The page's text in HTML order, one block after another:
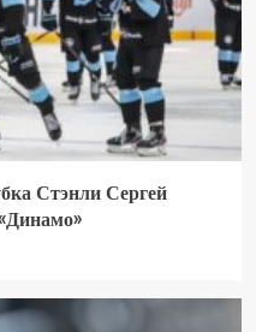
Стэнли Сергей